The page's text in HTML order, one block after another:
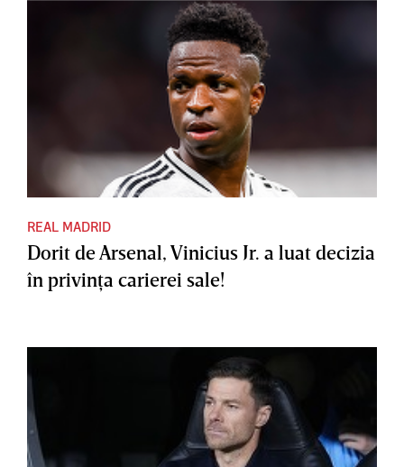
REAL MADRID
Dorit de Arsenal, Vinicius Jr. a luat decizia
în privinţa carierei sale!